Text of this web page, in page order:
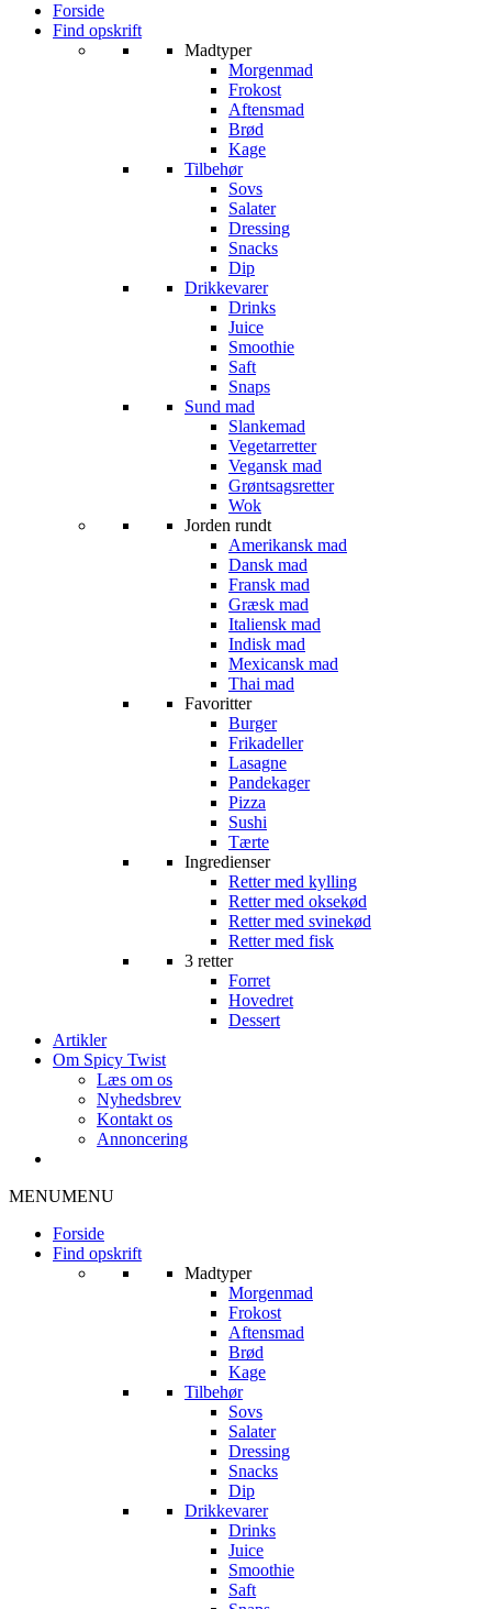
Forside
Find opskrift
Madtyper
Morgenmad
Frokost
Aftensmad
Brød
Kage
Tilbehør
Sovs
Salater
Dressing
Snacks
Dip
Drikkevarer
Drinks
Juice
Smoothie
Saft
Snaps
Sund mad
Slankemad
Vegetarretter
Vegansk mad
Grøntsagsretter
Wok
Jorden rundt
Amerikansk mad
Dansk mad
Fransk mad
Græsk mad
Italiensk mad
Indisk mad
Mexicansk mad
Thai mad
Favoritter
Burger
Frikadeller
Lasagne
Pandekager
Pizza
Sushi
Tærte
Ingredienser
Retter med kylling
Retter med oksekød
Retter med svinekød
Retter med fisk
3 retter
Forret
Hovedret
Dessert
Artikler
Om Spicy Twist
Læs om os
Nyhedsbrev
Kontakt os
Annoncering
MENUMENU
Forside
Find opskrift
Madtyper
Morgenmad
Frokost
Aftensmad
Brød
Kage
Tilbehør
Sovs
Salater
Dressing
Snacks
Dip
Drikkevarer
Drinks
Juice
Smoothie
Saft